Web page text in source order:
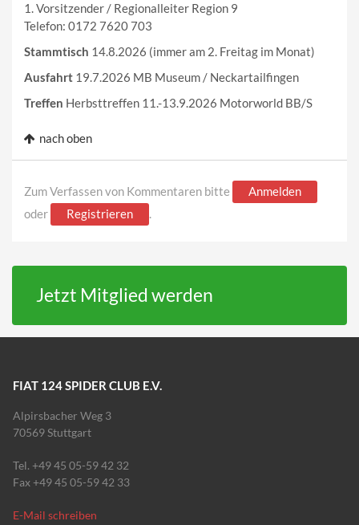
1. Vorsitzender / Regionalleiter Region 9
Telefon: 0172 7620 703
Stammtisch 14.8.2026 (immer am 2. Freitag im Monat)
Ausfahrt 19.7.2026 MB Museum / Neckartailfingen
Treffen Herbsttreffen 11.-13.9.2026 Motorworld BB/S
nach oben
Zum Verfassen von Kommentaren bitte
Anmelden
oder
Registrieren .
Jetzt Mitglied werden
FIAT 124 SPIDER CLUB E.V.
Alpirsbacher Weg 3
70569 Stuttgart
Tel. +49 45 05-59 42 32
Fax +49 45 05-59 42 33
E-Mail schreiben